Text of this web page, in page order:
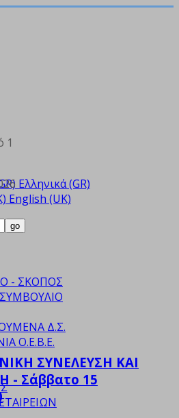
Ελληνικά (GR)
English (UK)
- ΣΚΟΠΟΣ
Δ.Σ.
Ο.Ε.Β.Ε.
ΣΥΝΕΛΕΥΣΗ ΚΑΙ
- Σάββατο 15